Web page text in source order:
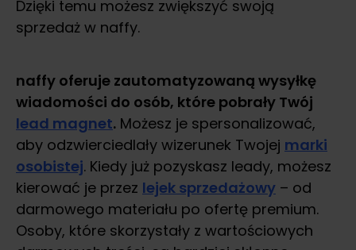
Dzięki temu możesz zwiększyć swoją
sprzedaż w naffy.
naffy oferuje zautomatyzowaną wysyłkę
wiadomości do osób, które pobrały Twój
lead magnet. Możesz je spersonalizować,
aby odzwierciedlały wizerunek Twojej marki
osobistej. Kiedy już pozyskasz leady, możesz
kierować je przez lejek sprzedażowy – od
darmowego materiału po ofertę premium.
Osoby, które skorzystały z wartościowych